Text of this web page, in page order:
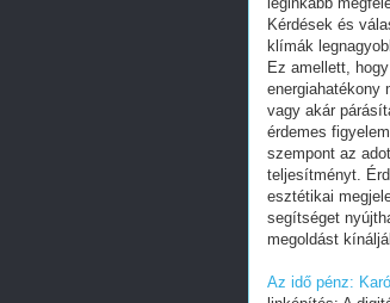
Kérdések és
klímák
Ez amellett,
energiahatékony
vagy akár
érdemes
szempont az
teljesítményt.
esztétikai
segítséget
megoldást
Az idő pénz: